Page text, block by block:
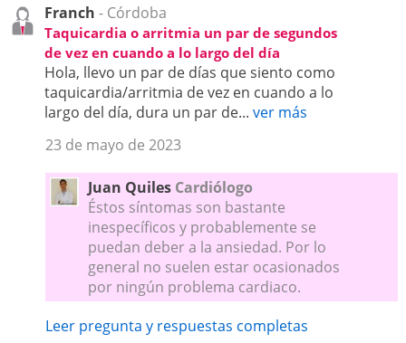
Franch - Córdoba
Taquicardia o arritmia un par de segundos
de vez en cuando a lo largo del día
Hola, llevo un par de días que siento como
taquicardia/arritmia de vez en cuando a lo
largo del día, dura un par de... ver más
23 de mayo de 2023
Juan Quiles Cardiólogo
Éstos síntomas son bastante
inespecíficos y probablemente se
puedan deber a la ansiedad. Por lo
general no suelen estar ocasionados
por ningún problema cardiaco.
Leer pregunta y respuestas completas